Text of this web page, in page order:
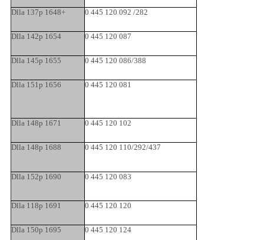
Dlla 137p 1648+ 0 445 120 092 /282
Dlla 142p 1654 0 445 120 087
Dlla 145p 1655 0 445 120 086/388
Dlla 151p 1656 0 445 120 081
Dlla 148p 1671 0 445 120 102
Dlla 148p 1688 0 445 120 110/292/437
Dlla 152p 1690 0 445 120 083
Dlla 118p 1691 0 445 120 120
Dlla 150p 1695 0 445 120 124